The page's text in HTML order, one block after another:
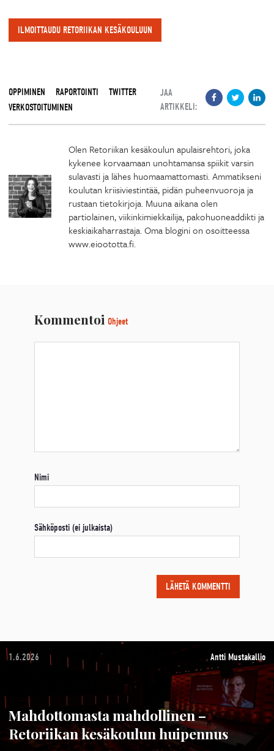
ILMOITTAUDU RETORIIKAN KESÄKOULUUN
OPPIMINEN RAPORTOINTI
TWITTER
VERKOSTOITUMINEN
JAA
ARTIKKELI:
Olen Retoriikan kesäkoulun apulaisrehtori, joka
kykenee korvaamaan unohtamansa spiikit varsin
sulavasti ja lähes huomaamattomasti. Ammatikseni
koulutan kriisiviestintää, pidän puheenvuoroja ja
rustaan tietokirjoja. Muuna aikana olen
partiolainen, viikinkimiekkailija, pakohuoneaddikti ja
keskiaikaharrastaja. Oma blogini on osoitteessa
www.eioototta.fi.
Kommentoi Ohjeet
Nimi
Sähköposti (ei julkaista)
1.6.2026 Antti Mustakallio
Mahdottomasta mahdollinen –
Retoriikan kesäkoulun huipennus